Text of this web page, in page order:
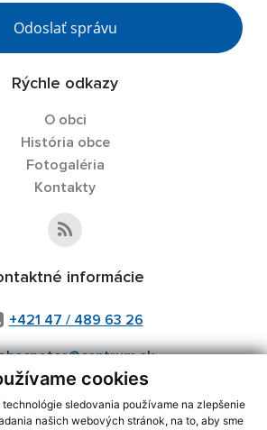
cookies
sledovania používame na zlepšenie
našich webových stránok, na to, aby sme
Odoslať správu
Rýchle odkazy
O obci
História obce
Fotogaléria
Kontakty
informácie
+421 47 / 489 63 26